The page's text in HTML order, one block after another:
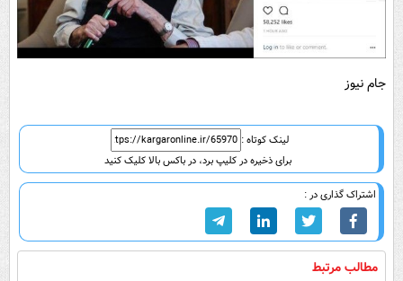
جام نیوز
لینک کوتاه :
برای ذخیره در کلیپ برد، در باکس بالا کلیک کنید
اشتراک گذاری در :
مطالب مرتبط